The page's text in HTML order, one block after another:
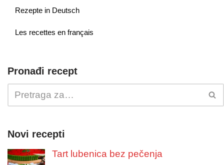
Rezepte in Deutsch
Les recettes en français
Pronađi recept
Novi recepti
Tart lubenica bez pečenja